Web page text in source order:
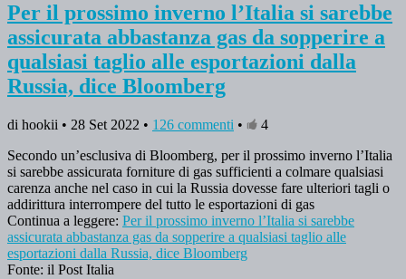
Per il prossimo inverno l’Italia si sarebbe
assicurata abbastanza gas da sopperire a
qualsiasi taglio alle esportazioni dalla
Russia, dice Bloomberg
di hookii • 28 Set 2022 • 126 commenti •
4
Secondo un’esclusiva di Bloomberg, per il prossimo inverno l’Italia
si sarebbe assicurata forniture di gas sufficienti a colmare qualsiasi
carenza anche nel caso in cui la Russia dovesse fare ulteriori tagli o
addirittura interrompere del tutto le esportazioni di gas
Continua a leggere: Per il prossimo inverno l’Italia si sarebbe
assicurata abbastanza gas da sopperire a qualsiasi taglio alle
esportazioni dalla Russia, dice Bloomberg
Fonte: il Post Italia